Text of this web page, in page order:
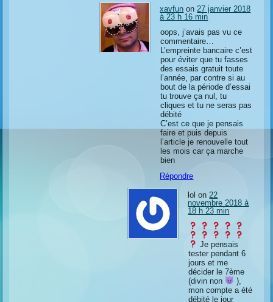
xavfun on27 janvier 2018
à 23 h 16 min
oops, j’avais pas vu ce
commentaire…
L’empreinte bancaire c’est
pour éviter que tu fasses
des essais gratuit toute
l’année, par contre si au
bout de la période d’essai
tu trouve ça nul, tu
cliques et tu ne seras pas
débité
C’est ce que je pensais
faire et puis depuis
l’article je renouvelle tout
les mois car ça marche
bien
Répondre
lol on 22
novembre 2018 à
18 h 23 min
Je pensais
tester pendant 6
jours et me
décider le 7ème
(divin non
),
mon compte a été
débité le jour